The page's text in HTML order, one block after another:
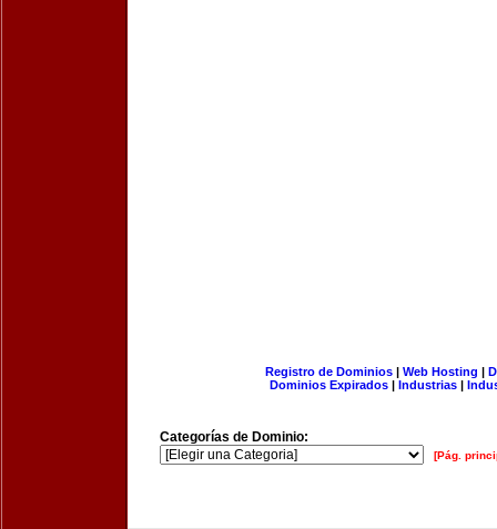
Registro de Dominios| Web Hosting |
Dominios Expirados | Industrias |
Categorías de Dominio:
[Pág.